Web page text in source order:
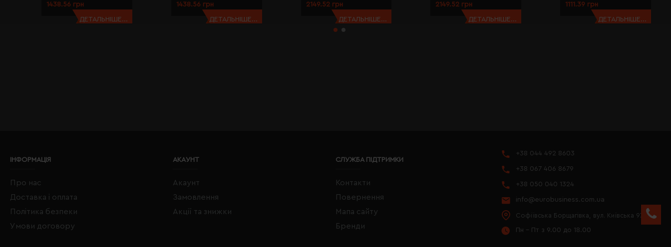
1438.56 грн
ДЕТАЛЬНІШЕ...
1438.56 грн
ДЕТАЛЬНІШЕ...
2149.52 грн
ДЕТАЛЬНІШЕ...
2149.52 грн
ДЕТАЛЬНІШЕ...
1111.39 грн
ДЕТАЛЬНІШЕ...
ІНФОРМАЦІЯ
Про нас
Доставка і оплата
Політика безпеки
Умови договору
АКАУНТ
Акаунт
Замовлення
Акції та знижки
СЛУЖБА ПІДТРИМКИ
Контакти
Повернення
Мапа сайту
Бренди
+38 044 492 8603
+38 067 406 8679
+38 050 040 1324
info@eurobusiness.com.ua
Софіївська Борщагівка, вул. Київська 97
Пн - Пт з 9.00 до 18.00